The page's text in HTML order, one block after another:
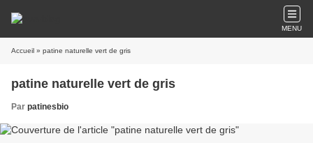
MENU
Accueil » patine naturelle vert de gris
patine naturelle vert de gris
Par patinesbio